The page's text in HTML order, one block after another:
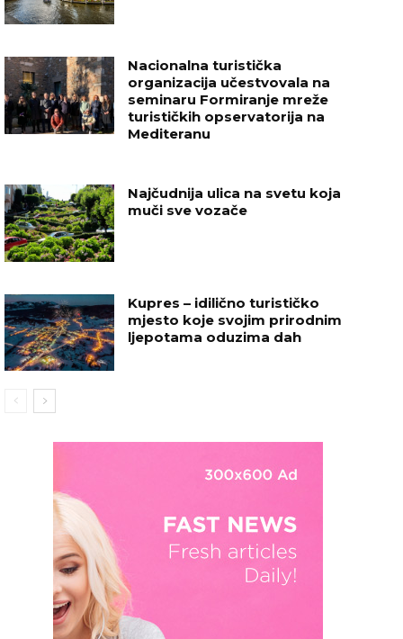
Nacionalna turistička
organizacija učestvovala na
seminaru Formiranje mreže
turističkih opservatorija na
Mediteranu
Najčudnija ulica na svetu koja
muči sve vozače
Kupres – idilično turističko
mjesto koje svojim prirodnim
ljepotama oduzima dah